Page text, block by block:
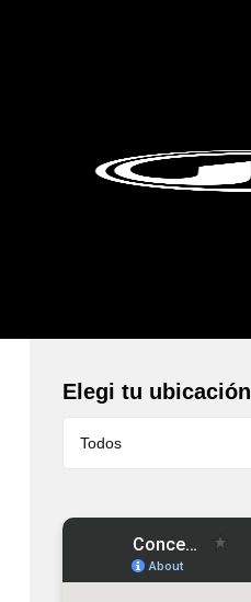
Elegi tu ubicación